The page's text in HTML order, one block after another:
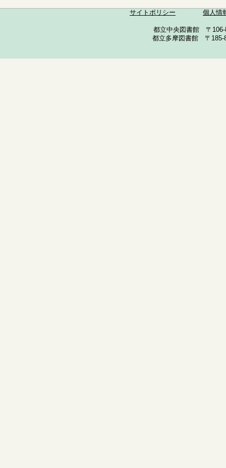
サイトポリシー 個人情
都立中央図書館 〒
都立多摩図書館 〒185-